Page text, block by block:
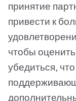
принятие
привести к
чтобы
убедиться,